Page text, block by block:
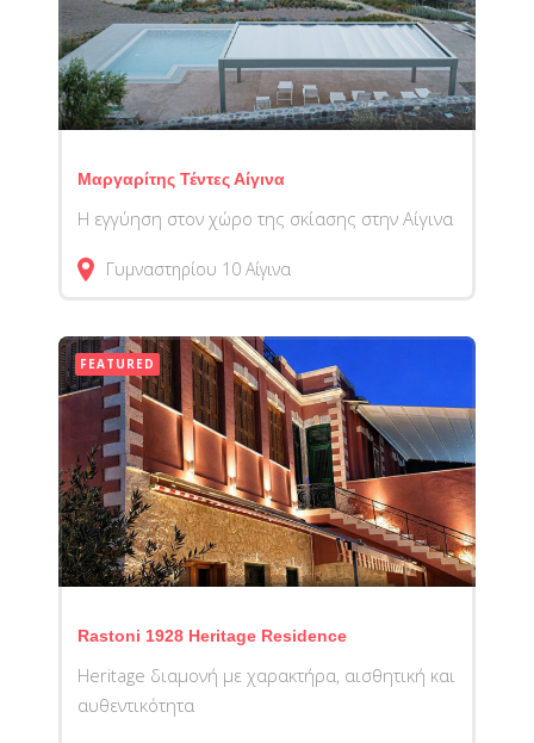
Μαργαρίτης Τέντες Αίγινα
Η εγγύηση στον χώρο της σκίασης στην Αίγινα
Γυμναστηρίου 10 Αίγινα
FEATURED
Rastoni 1928 Heritage Residence
Heritage διαμονή με χαρακτήρα, αισθητική και
αυθεντικότητα